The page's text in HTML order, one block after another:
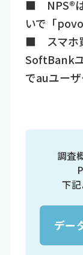
■ NPS®は
いで「
■ スマホ
SoftBank
でauユー
調査
下
デー